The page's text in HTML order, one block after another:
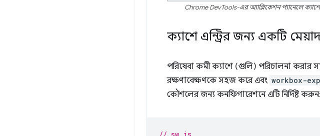
Chrome DevTools-এর অ্যাপ্লিকেশন প্যানেলে
ক্যাশে এন্ট্রির জন্য একটি
পরিষেবা কর্মী ক্যাশে (গুলি) পরিচালনা
রক্ষণাবেক্ষণকে সহজ করে এবং workbox-
কৌশলের জন্য কনফিগারেশনে এটি নির্দিষ্ট করুন: